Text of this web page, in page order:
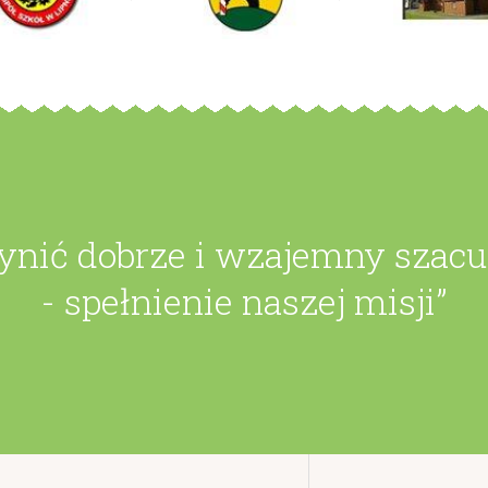
dobrze i wzajemny
- spełnienie naszej misji”